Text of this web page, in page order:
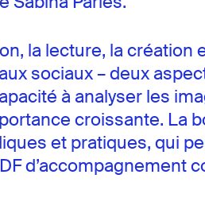
la lecture, la création
sociaux – deux
à analyser les
croissante. La
et pratiques, qui
d’accompagnement